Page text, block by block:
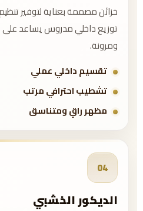
خزائن مصممة بعناية لتوفير
توزيع داخلي مدروس يساعد على
ومرونة.
تقسيم داخلي عملي
تشطيب احترافي مرتب
مظهر راقٍ ومتناسق
04
الديكور الخشبي